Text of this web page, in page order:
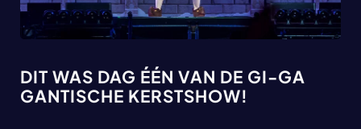
DIT WAS DAG ÉÉN VAN DE GI-GA
GANTISCHE KERSTSHOW!